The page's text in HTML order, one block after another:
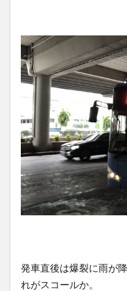
発車直後は爆裂に雨が
れがスコールか。